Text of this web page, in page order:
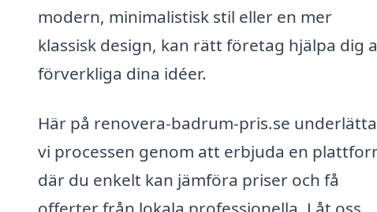
modern, minimalistisk stil eller en mer
klassisk design, kan rätt företag hjälpa dig
förverkliga dina idéer.
Här på renovera-badrum-pris.se
vi processen genom att erbjuda en
där du enkelt kan jämföra priser och få